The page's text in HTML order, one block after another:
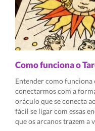
Como funciona o
Entender como funciona
conectarmos com a
oráculo que se conecta
fácil se ligar com essas
que os arcanos trazem a